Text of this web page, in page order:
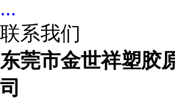
...
联系我们
东莞市金世祥塑胶
司